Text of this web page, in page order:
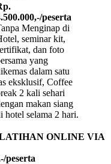
peserta
Menginap di
seminar kit,
dan foto
yang
dalam satu
eksklusif, Coffee
2 kali sehari
makan siang
hotel selama 2 hari.
ONLINE VIA
peserta